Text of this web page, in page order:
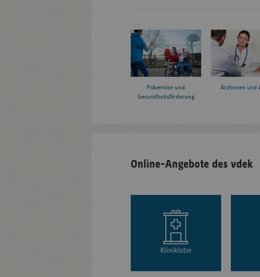
Prävention und
Gesundheitsförderung
Ärztinnen und
Online-Angebote des vdek
Kliniklotse